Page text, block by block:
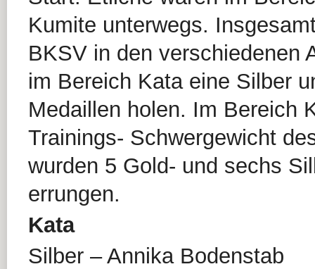
Kumite unterwegs.
BKSV in den verschiedenen
im Bereich Kata eine Silber
Medaillen holen. Im Bereich
Trainings- Schwergewicht
wurden 5 Gold- und sechs
errungen.
Kata
Silber – Annika Bodenstab